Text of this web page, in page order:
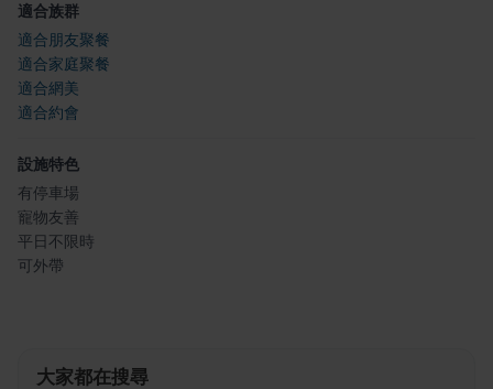
適合族群
適合朋友聚餐
適合家庭聚餐
適合網美
適合約會
設施特色
有停車場
寵物友善
平日不限時
可外帶
大家都在搜尋